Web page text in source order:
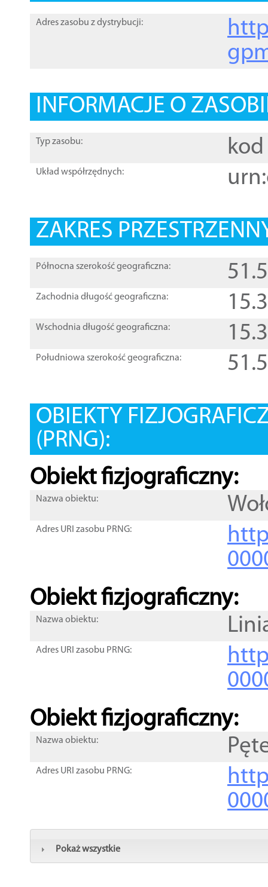
Adres zasobu z dystrybucji:
INFORMACJE O
Typ zasobu: kod
Układ współrzędnych:
ZAKRES
Północna szerokość geograficzna:
Zachodnia długość geograficzna:
Wschodnia długość geograficzna:
Południowa szerokość geograficzna:
OBIEKTY
(PRNG):
Obiekt fizjograficzny:
Nazwa obiektu:
Adres URI zasobu PRNG:
Obiekt fizjograficzny:
Nazwa obiektu:
Adres URI zasobu PRNG:
Obiekt fizjograficzny:
Nazwa obiektu:
Adres URI zasobu PRNG:
Pokaż wszystkie